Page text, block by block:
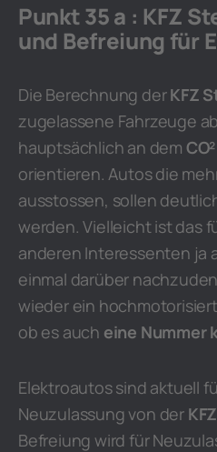
Punkt 35 a : KFZ
und Befreiung für
Die Berechnung derKFZ
zugelassene Fahrzeuge ab
hauptsächlich an dem
orientieren. Autos die
ausstossen, sollen
werden. Vielleicht ist das
anderen Interessenten ja
einmal darüber
wieder ein
ob es auch eine Nummer
Elektroautos sind aktuell
Neuzulassung von der
Befreiung wird für